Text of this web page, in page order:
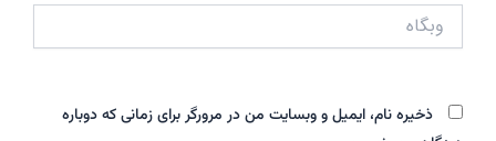
وبگاه
ذخیره نام، ایمیل و وبسایت من در مرورگر برای زمانی که دوباره